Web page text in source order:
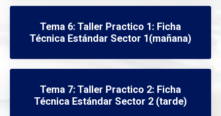
Tema 6: Taller Practico 1: Ficha
Técnica Estándar Sector 1(mañana)
Tema 7: Taller Practico 2: Ficha
Técnica Estándar Sector 2 (tarde)